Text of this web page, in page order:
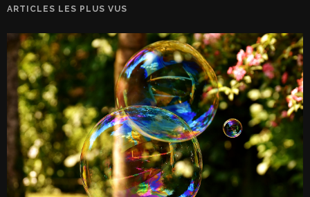
ARTICLES LES PLUS VUS